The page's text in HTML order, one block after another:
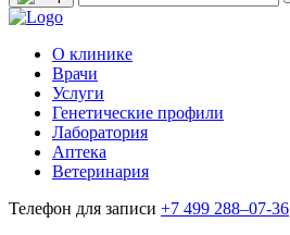
О клинике
Врачи
Услуги
Генетические профили
Лаборатория
Аптека
Ветеринария
Телефон для записи +7 499 288–07-36